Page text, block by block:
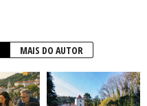
MAIS DO AUTOR